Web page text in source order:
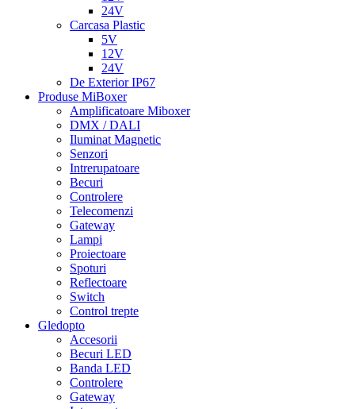
24V
Carcasa Plastic
5V
12V
24V
De Exterior IP67
Produse MiBoxer
Amplificatoare Miboxer
DMX / DALI
Iluminat Magnetic
Senzori
Intrerupatoare
Becuri
Controlere
Telecomenzi
Gateway
Lampi
Proiectoare
Spoturi
Reflectoare
Switch
Control trepte
Gledopto
Accesorii
Becuri LED
Banda LED
Controlere
Gateway